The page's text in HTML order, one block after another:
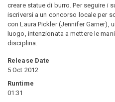
creare statue di burro. Per seguire i
iscriversi a un concorso locale per
con Laura Pickler (Jennifer Garner),
luogo, intenzionata a mettere le
disciplina.
Release Date
5 Oct 2012
Runtime
01:31